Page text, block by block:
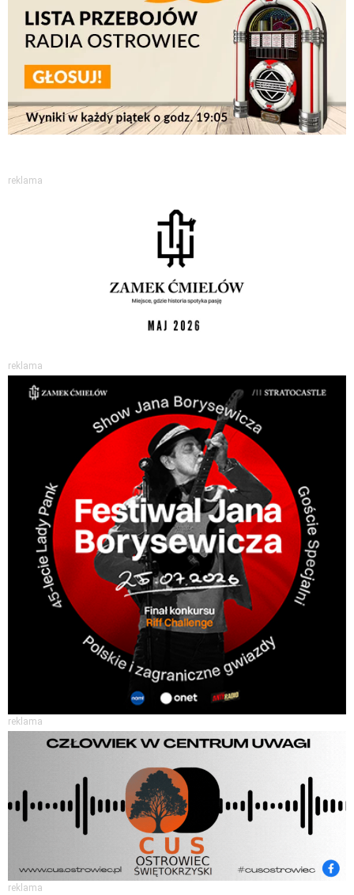
reklama
reklama
reklama
reklama